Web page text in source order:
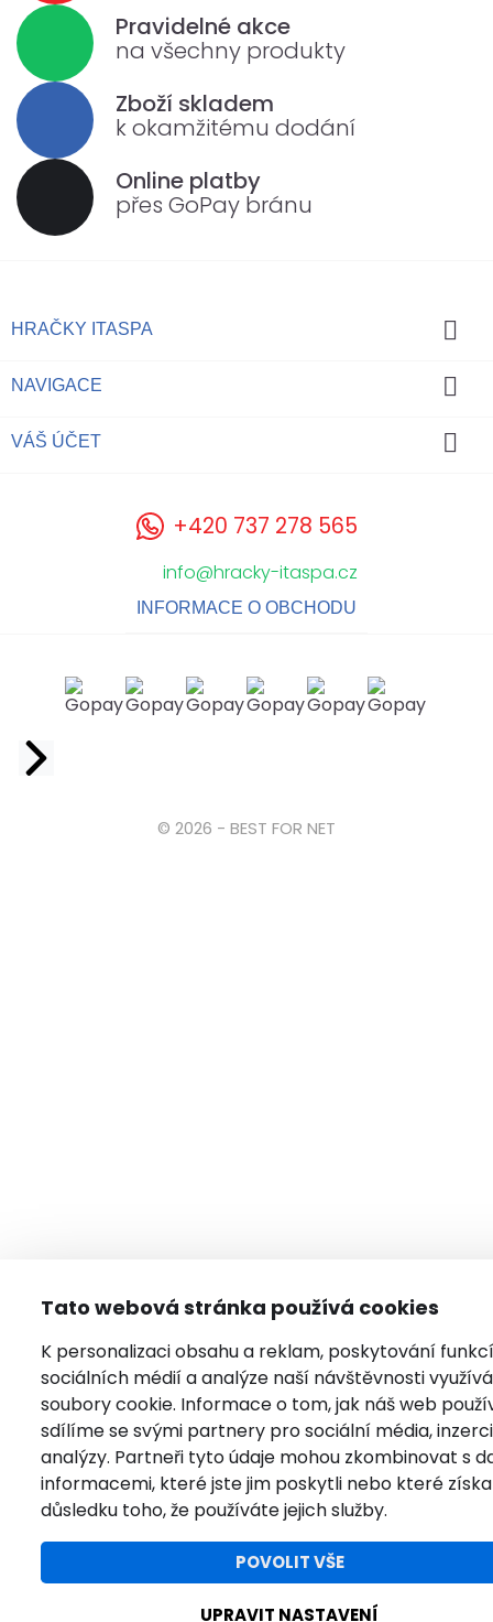
Tato webová stránka používá cookies
K personalizaci obsahu a reklam, poskytování funkcí
sociálních médií a analýze naší návštěvnosti
soubory cookie. Informace o tom, jak náš web
sdílíme se svými partnery pro sociální média,
analýzy. Partneři tyto údaje mohou zkombinovat s
informacemi, které jste jim poskytli nebo které
důsledku toho, že používáte jejich služby.
POVOLIT VŠE
UPRAVIT NASTAVENÍ
Pravidelné akce
na všechny produkty
Zboží skladem
k okamžitému dodání
Online platby
přes GoPay bránu
HRAČKY ITASPA 
NAVIGACE 
VÁŠ ÚČET 
+420 737 278 565
info@hracky-itaspa.cz
INFORMACE O OBCHODU
© 2026 - BEST FOR NET